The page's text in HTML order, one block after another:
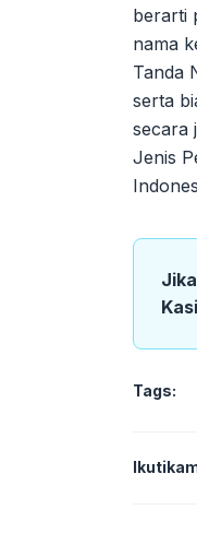
berarti
nama
Tanda
serta
secara
Jenis
Tags: